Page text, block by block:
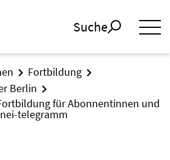
Suche
Fortbildung
Berlin
für Abonnentinnen und
telegramm